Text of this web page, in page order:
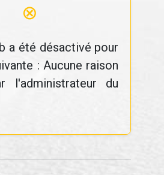
⊗
a été désactivé pour
: Aucune raison
l'administrateur du